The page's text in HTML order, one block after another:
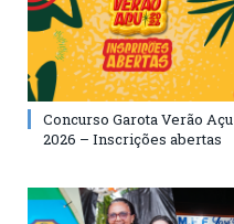
Concurso Garota Verão Açu
2026 – Inscrições abertas